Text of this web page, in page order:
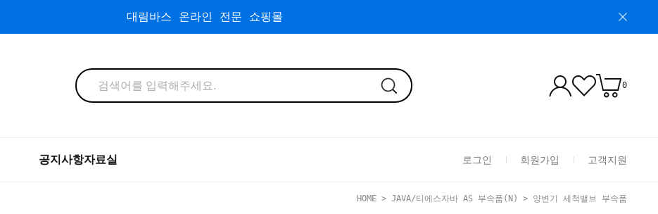
대림바스 온라인 전문 쇼핑몰
0
공지사항자료실 로그인 회원가입 고객지원
HOME > JAVA/티에스자바 AS 부속품(N) > 양변기 세척밸브 부속품